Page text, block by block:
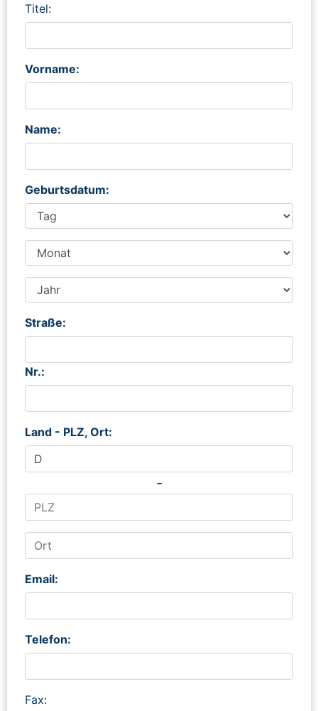
Titel:
Vorname:
Name:
Geburtsdatum:
Straße:
Nr.:
Land - PLZ, Ort:
-
Email:
Telefon:
Fax: